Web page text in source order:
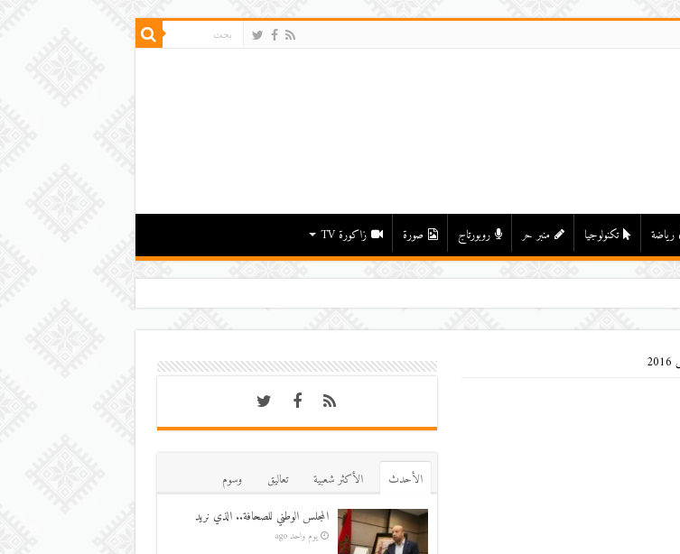
رياضة تكنولوجيا منبر حر روبورتاج صورة زاكورة TV
اﻷحدث اﻷكثر شعبية تعاليق
وسوم
المجلس الوطني للصحافة.. الذي نريد
يوم واحد ago